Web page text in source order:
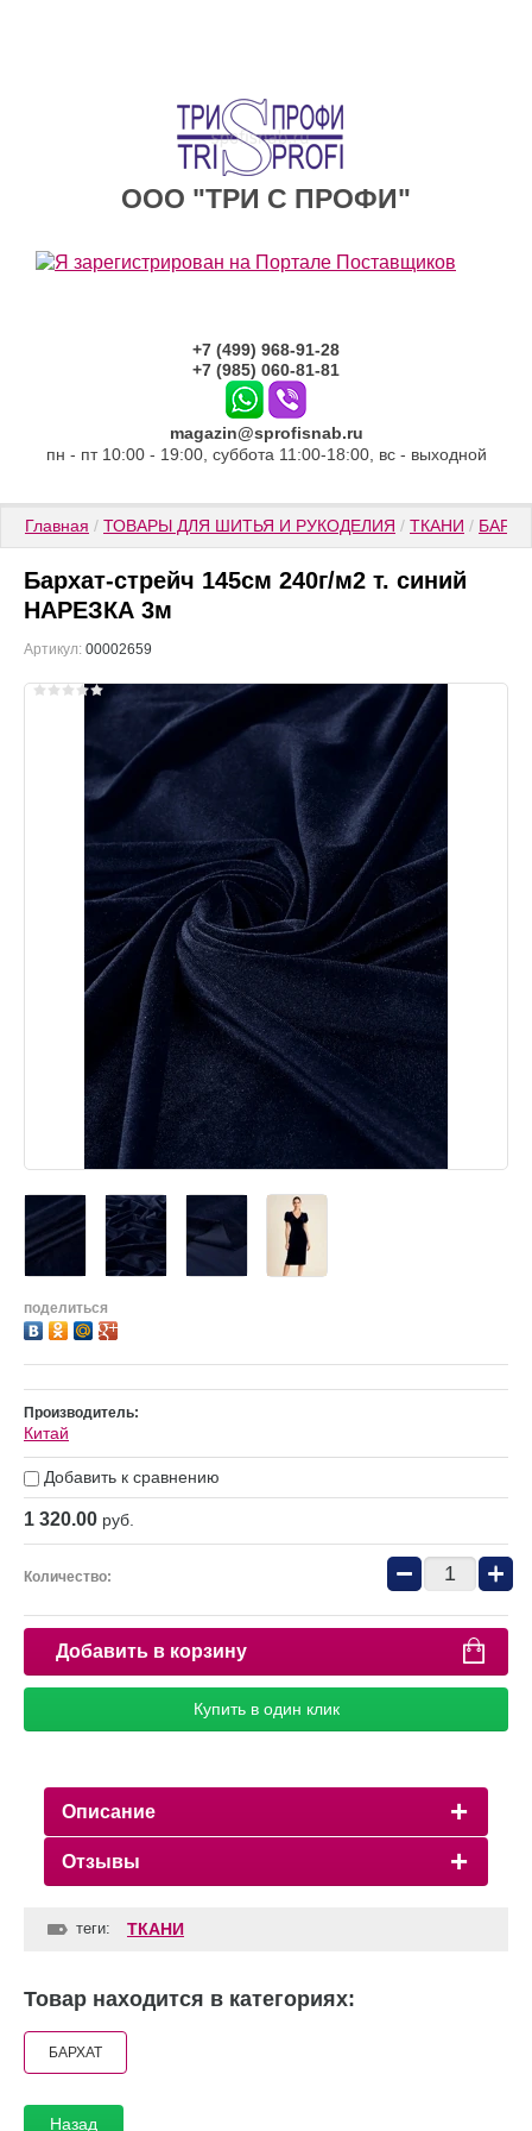
ООО "ТРИ С ПРОФИ"
+7 (499) 968-91-28
+7 (985) 060-81-81
magazin@sprofisnab.ru
пн - пт 10:00 - 19:00, суббота 11:00-18:00, вс - выходной
Главная / ТОВАРЫ ДЛЯ ШИТЬЯ И РУКОДЕЛИЯ / ТКАНИ /
Бархат-стрейч 145см 240г/м2 т. синий
НАРЕЗКА 3м
Артикул: 00002659
поделиться
Производитель:
Китай
Добавить к сравнению
1 320.00 руб.
Количество: − +
Добавить в корзину
Купить в один клик
Описание
Отзывы
теги: ТКАНИ
Товар находится в категориях:
БАРХАТ
Назад